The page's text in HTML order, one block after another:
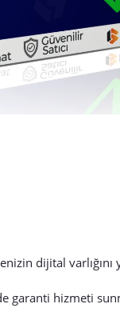
dijital
garanti hizmeti